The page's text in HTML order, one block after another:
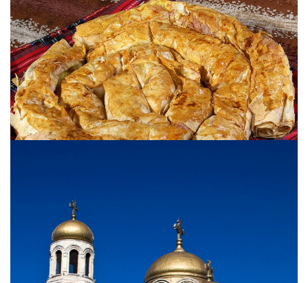
Cuisine bulgare
Goûtez aux plats typiques bulgares. Retrouvez les